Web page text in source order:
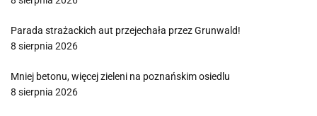
Parada strażackich aut przejechała przez Grunwald!
8 sierpnia 2026
Mniej betonu, więcej zieleni na poznańskim osiedlu
8 sierpnia 2026